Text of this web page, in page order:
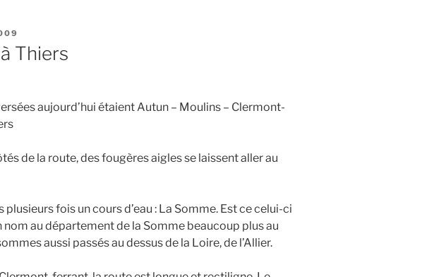
Thiers
aujourd’hui étaient Autun – Moulins – Clermont-
de la route, des fougères aigles se laissent aller au
plusieurs fois un cours d’eau : La Somme. Est ce celui-ci
nom au département de la Somme beaucoup plus au
aussi passés au dessus de la Loire, de l’Allier.